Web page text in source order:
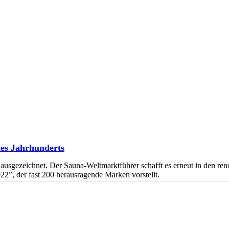
Jahrhunderts
Der Sauna-Weltmarktführer schafft es erneut in den
der fast 200 herausragende Marken vorstellt.